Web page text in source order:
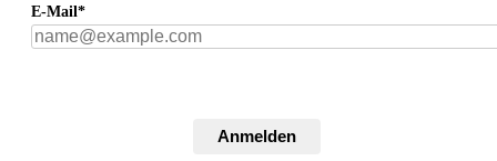
E-Mail*
Anmelden